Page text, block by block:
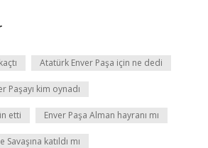
Atatürk Enver Paşa için ne dedi
Paşayı kim oynadı
etti Enver Paşa Alman hayranı mı
katıldı mı